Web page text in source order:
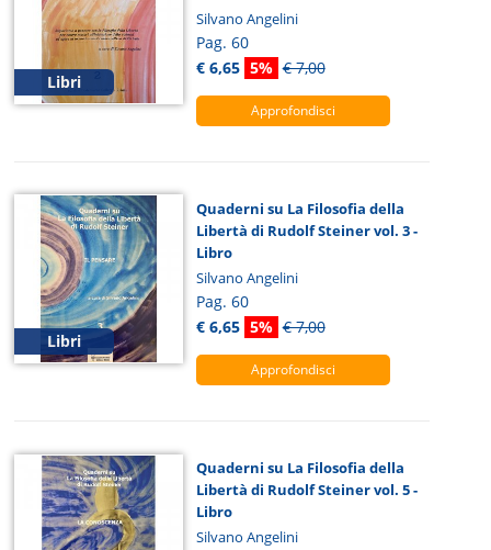
Libri
Silvano Angelini
Pag. 60
€ 6,65 5% € 7,00
Approfondisci
Libri
Quaderni su La Filosofia della
Libertà di Rudolf Steiner vol. 3 -
Libro
Silvano Angelini
Pag. 60
€ 6,65 5% € 7,00
Approfondisci
Quaderni su La Filosofia della
Libertà di Rudolf Steiner vol. 5 -
Libro
Silvano Angelini